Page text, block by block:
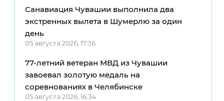
Санавиация Чувашии выполнила два
экстренных вылета в Шумерлю за один
день
05 августа 2026, 17:36
77-летний ветеран МВД из Чувашии
завоевал золотую медаль на
соревнованиях в Челябинске
05 августа 2026, 16:34